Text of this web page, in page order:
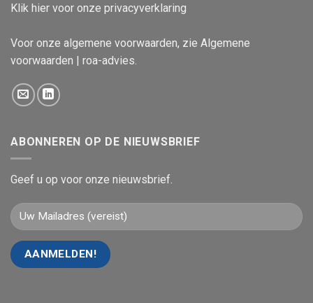
Klik hier voor onze privacyverklaring
Voor onze algemene voorwaarden, zie Algemene
voorwaarden | roa-advies
ABONNEREN OP DE NIEUWSBRIEF
Geef u op voor onze nieuwsbrief.